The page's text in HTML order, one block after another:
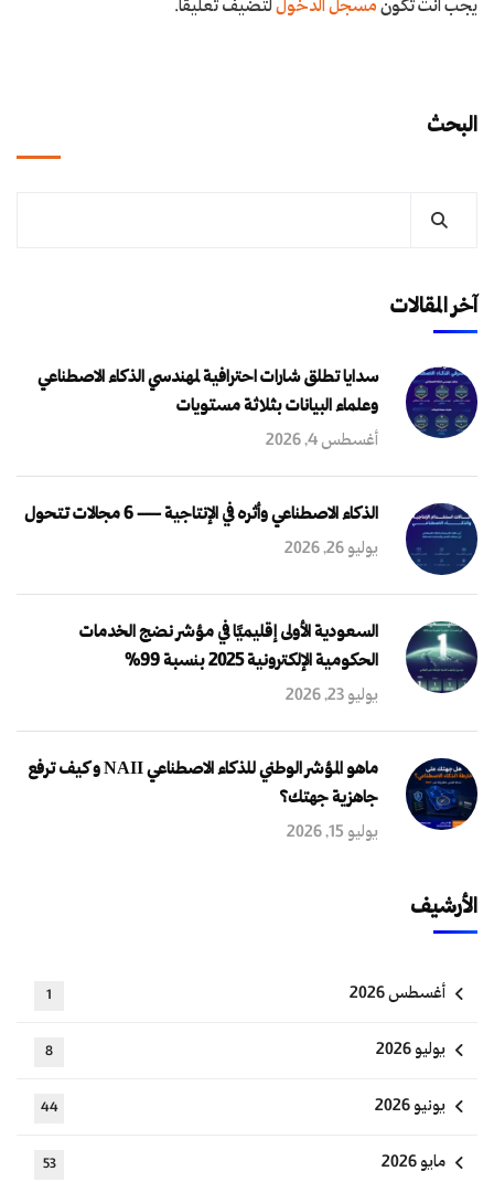
يجب أنت تكونمسجل الدخوللتضيف تعليقاً.
البحث
آخر المقالات
سدايا تطلق شارات احترافية لمهندسي الذكاء الاصطناعي
وعلماء البيانات بثلاثة مستويات
أغسطس 4, 2026
الذكاء الاصطناعي وأثره في الإنتاجية — 6 مجالات تتحول
يوليو 26, 2026
السعودية الأولى إقليميًا في مؤشر نضج الخدمات
الحكومية الإلكترونية 2025 بنسبة 99%
يوليو 23, 2026
ماهو المؤشر الوطني للذكاء الاصطناعي NAII و كيف ترفع
جاهزية جهتك؟
يوليو 15, 2026
الأرشيف
أغسطس 2026 1
يوليو 2026 8
يونيو 2026 44
مايو 2026 53